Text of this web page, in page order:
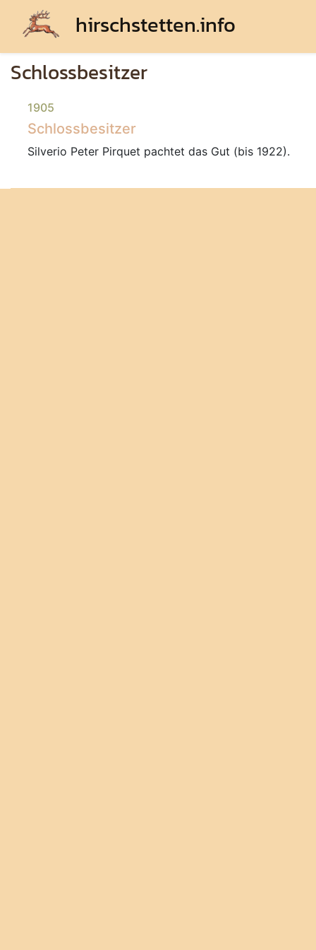
hirschstetten.info
Schlossbesitzer
1905
Schlossbesitzer
Silverio Peter Pirquet pachtet das Gut (bis 1922).